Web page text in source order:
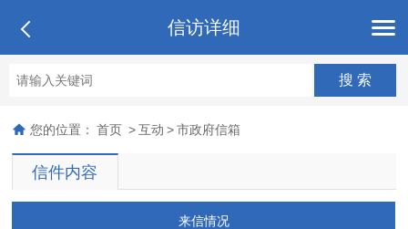
信访详细
您的位置： 首页 > 互动 > 市政府信箱
信件内容
来信情况